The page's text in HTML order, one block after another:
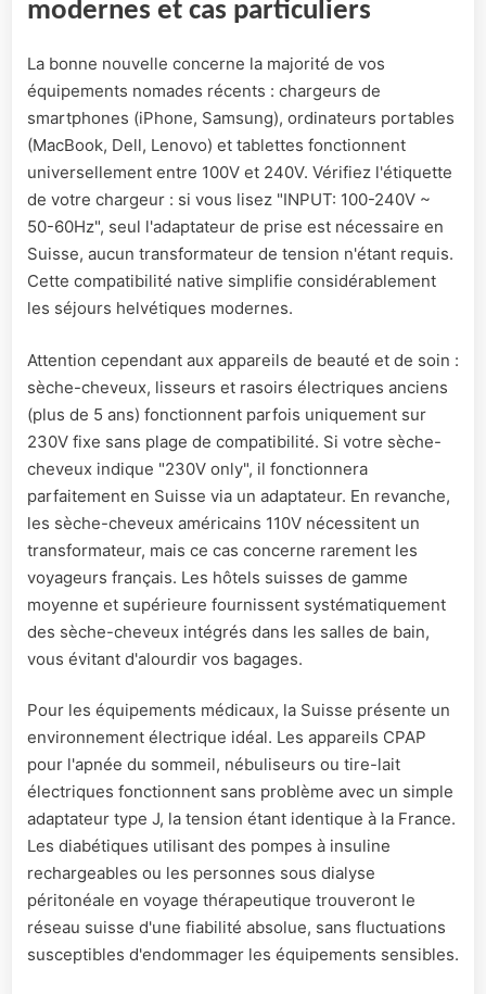
modernes et cas particuliers
La bonne nouvelle concerne la majorité de vos
équipements nomades récents : chargeurs de
smartphones (iPhone, Samsung), ordinateurs portables
(MacBook, Dell, Lenovo) et tablettes fonctionnent
universellement entre 100V et 240V. Vérifiez l'étiquette
de votre chargeur : si vous lisez "INPUT: 100-240V ~
50-60Hz", seul l'adaptateur de prise est nécessaire en
Suisse, aucun transformateur de tension n'étant requis.
Cette compatibilité native simplifie considérablement
les séjours helvétiques modernes.
Attention cependant aux appareils de beauté et de soin :
sèche-cheveux, lisseurs et rasoirs électriques anciens
(plus de 5 ans) fonctionnent parfois uniquement sur
230V fixe sans plage de compatibilité. Si votre sèche-
cheveux indique "230V only", il fonctionnera
parfaitement en Suisse via un adaptateur. En revanche,
les sèche-cheveux américains 110V nécessitent un
transformateur, mais ce cas concerne rarement les
voyageurs français. Les hôtels suisses de gamme
moyenne et supérieure fournissent systématiquement
des sèche-cheveux intégrés dans les salles de bain,
vous évitant d'alourdir vos bagages.
Pour les équipements médicaux, la Suisse présente un
environnement électrique idéal. Les appareils CPAP
pour l'apnée du sommeil, nébuliseurs ou tire-lait
électriques fonctionnent sans problème avec un simple
adaptateur type J, la tension étant identique à la France.
Les diabétiques utilisant des pompes à insuline
rechargeables ou les personnes sous dialyse
péritonéale en voyage thérapeutique trouveront le
réseau suisse d'une fiabilité absolue, sans fluctuations
susceptibles d'endommager les équipements sensibles.